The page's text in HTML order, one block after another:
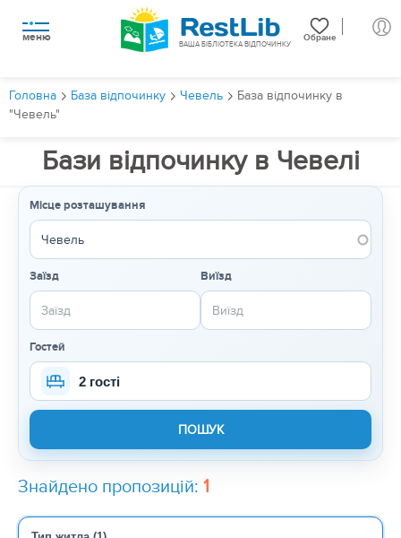
меню Обране
ВАША БІБЛІОТЕКА ВІДПОЧИНКУ
Головна База відпочинку Чевель
База відпочинку в
"Чевель"
Бази відпочинку в Чевелі
Місце розташування
Заїзд Виїзд
Гостей
2 гості
Знайдено пропозицій: 1